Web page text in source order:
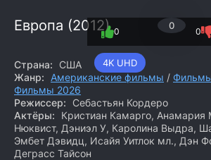
Европа (2012)
4K UHD
0
0 0
Страна:
США
Жанр:
Американские фильмы /
Фильмы 2026
Режиссер:
Себастьян Кордеро
Актёры:
Кристиан Камарго,
Нюквист, Дэниэл У, Каролина Выдра,
Эмбет Дэвидц, Исайя Уитлок мл., Дэн
Деграсс Тайсон